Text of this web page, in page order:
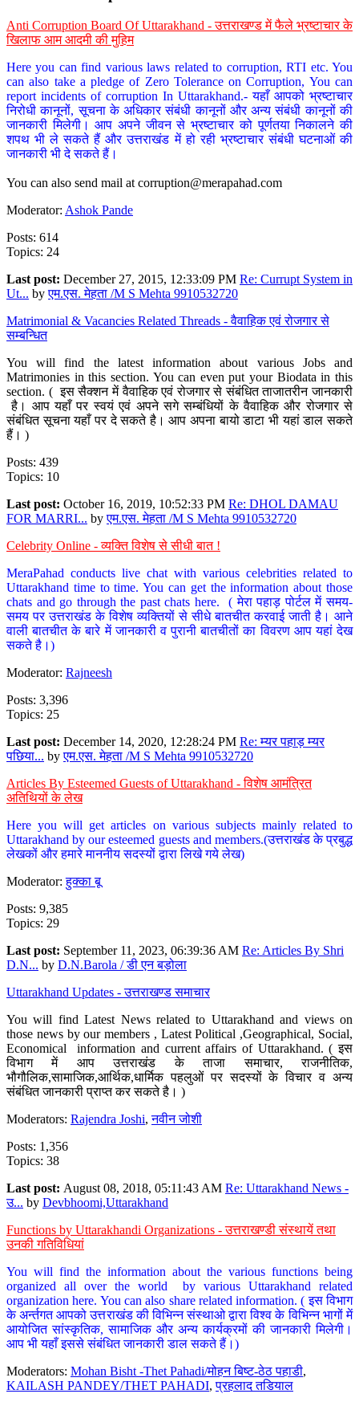
Anti Corruption Board Of Uttarakhand - उत्तराखण्ड में फैले भ्रष्टाचार के
खिलाफ आम आदमी की मुहिम
Here you can find various laws related to corruption, RTI etc. You
can also take a pledge of Zero Tolerance on Corruption, You can
report incidents of corruption In Uttarakhand.- यहाँ आपको भ्रष्टाचार
निरोधी कानूनों, सूचना के अधिकार संबंधी कानूनों और अन्य संबंधी कानूनों की
जानकारी मिलेगी। आप अपने जीवन से भ्रष्टाचार को पूर्णतया निकालने की
शपथ भी ले सकते हैं और उत्तराखंड में हो रही भ्रष्टाचार संबंधी घटनाओं की
जानकारी भी दे सकते हैं।
You can also send mail at corruption@merapahad.com
Moderator: Ashok Pande
Posts: 614
Topics: 24
Last post: December 27, 2015, 12:33:09 PM Re: Currupt System in
Ut... byएम.एस. मेहता /M S Mehta 9910532720
Matrimonial & Vacancies Related Threads - वैवाहिक एवं रोजगार से
सम्बन्धित
You will find the latest information about various Jobs and
Matrimonies in this section. You can even put your Biodata in this
section. ( इस सैक्शन में वैवाहिक एवं रोजगार से संबंधित ताजातरीन जानकारी
है। आप यहाँ पर स्वयं एवं अपने सगे सम्बंधियों के वैवाहिक और रोजगार से
संबंधित सूचना यहाँ पर दे सकते है। आप अपना बायो डाटा भी यहां डाल सकते
हैं। )
Posts: 439
Topics: 10
Last post: October 16, 2019, 10:52:33 PM Re: DHOL DAMAU
FOR MARRI... byएम.एस. मेहता /M S Mehta 9910532720
Celebrity Online - व्यक्ति विशेष से सीधी बात !
MeraPahad conducts live chat with various celebrities related to
Uttarakhand time to time. You can get the information about those
chats and go through the past chats here. ( मेरा पहाड़ पोर्टल में समय-
समय पर उत्तराखंड के विशेष व्यक्तियों से सीधे बातचीत करवाई जाती है। आने
वाली बातचीत के बारे में जानकारी व पुरानी बातचीतों का विवरण आप यहां देख
सकते है।)
Moderator: Rajneesh
Posts: 3,396
Topics: 25
Last post: December 14, 2020, 12:28:24 PM Re: म्यर पहाड़ म्यर
पछिया... byएम.एस. मेहता /M S Mehta 9910532720
Articles By Esteemed Guests of Uttarakhand - विशेष आमंत्रित
अतिथियों के लेख
Here you will get articles on various subjects mainly related to
Uttarakhand by our esteemed guests and members.(उत्तराखंड के प्रबुद्ध
लेखकों और हमारे माननीय सदस्यों द्वारा लिखे गये लेख)
Moderator:हुक्का बू
Posts: 9,385
Topics: 29
Last post: September 11, 2023, 06:39:36 AM Re: Articles By Shri
D.N... by D.N.Barola / डी एन बड़ोला
Uttarakhand Updates - उत्तराखण्ड समाचार
You will find Latest News related to Uttarakhand and views on
those news by our members , Latest Political ,Geographical, Social,
Economical information and current affairs of Uttarakhand. ( इस
विभाग में आप उत्तराखंड के ताजा समाचार, राजनीतिक,
भौगौलिक,सामाजिक,आर्थिक,धार्मिक पहलुओं पर सदस्यों के विचार व अन्य
संबंधित जानकारी प्राप्त कर सकते है। )
Moderators: Rajendra Joshi,नवीन जोशी
Posts: 1,356
Topics: 38
Last post: August 08, 2018, 05:11:43 AM Re: Uttarakhand News -
उ... by Devbhoomi,Uttarakhand
Functions by Uttarakhandi Organizations - उत्तराखण्डी संस्थायें तथा
उनकी गतिविधियां
You will find the information about the various functions being
organized all over the world by various Uttarakhand related
organization here. You can also share related information. ( इस विभाग
के अर्न्तगत आपको उत्तराखंड की विभिन्न संस्थाओ द्वारा विश्व के विभिन्न भागों में
आयोजित सांस्कृतिक, सामाजिक और अन्य कार्यक्रमों की जानकारी मिलेगी।
आप भी यहाँ इससे संबंधित जानकारी डाल सकते हैं।)
Moderators: Mohan Bisht -Thet Pahadi/मोहन बिष्ट-ठेठ पहाडी,
KAILASH PANDEY/THET PAHADI,प्रहलाद तडियाल